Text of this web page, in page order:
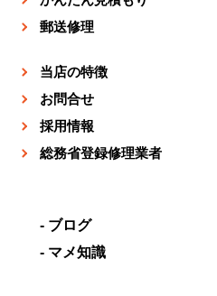
郵送修理
当店の特徴
お問合せ
採用情報
総務省登録修理業者
ブログ
マメ知識